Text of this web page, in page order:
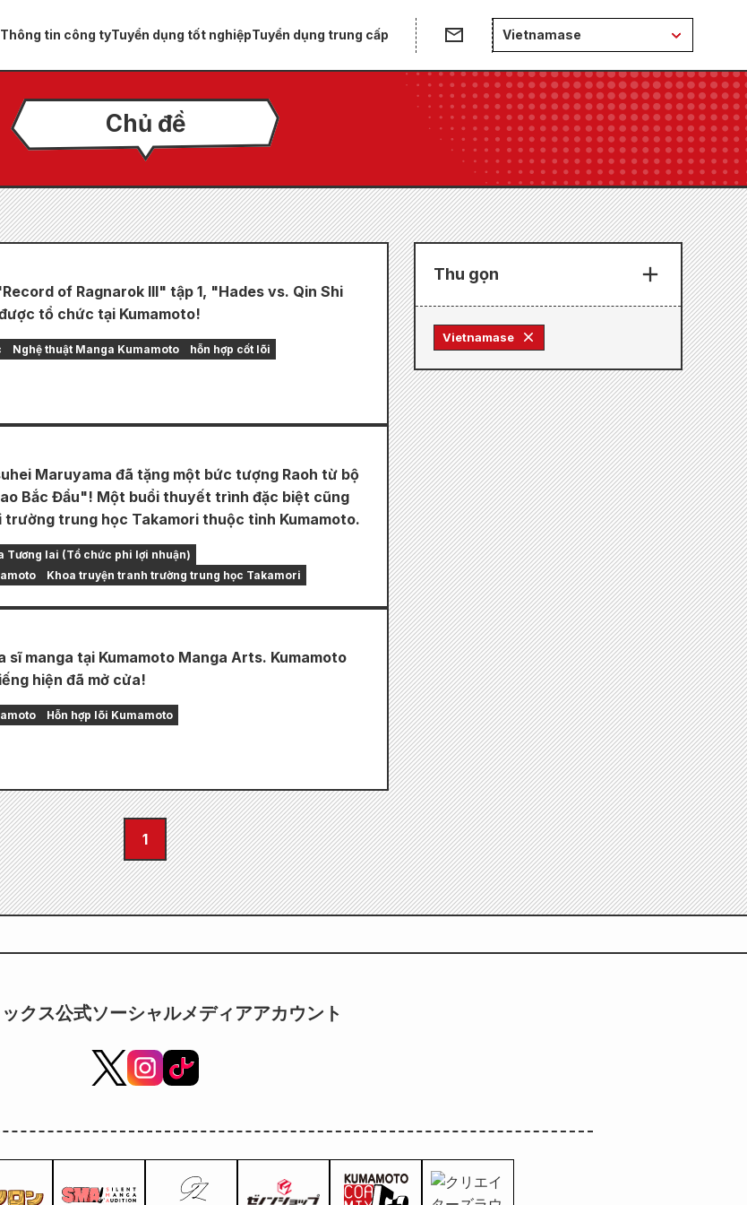
Thông tin công tyTuyển dụng tốt nghiệpTuyển dụng trung cấp Vietnamase
Chủ đề
Thu gọn
Vietnamase
of Ragnarok III" tập 1, "Hades vs. Qin Shi
tổ chức tại Kumamoto!
Nghệ thuật Manga Kumamoto hỗn hợp cốt lõi
Maruyama đã tặng một bức tượng Raoh từ bộ
Bắc Đẩu"! Một buổi thuyết trình đặc biệt cũng
trung học Takamori thuộc tỉnh Kumamoto.
Tương lai (Tổ chức phi lợi nhuận)
Khoa truyện tranh trường trung học Takamori
sĩ manga tại Kumamoto Manga Arts. Kumamoto
hiện đã mở cửa!
Hỗn hợp lõi Kumamoto
1
クス公式ソーシャルメディアアカウント